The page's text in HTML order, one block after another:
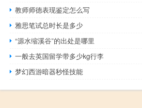
教师师德表现鉴定怎么写
雅思笔试总时长是多少
“源水缩溪谷”的出处是哪里
一般去英国留学带多少kg行李
梦幻西游暗器秒怪技能